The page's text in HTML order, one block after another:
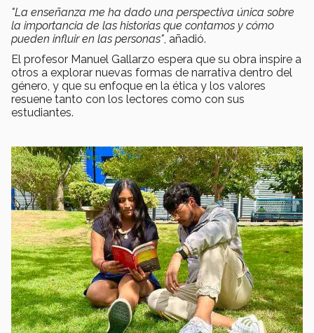
"La enseñanza me ha dado una perspectiva única sobre
la importancia de las historias que contamos y cómo
pueden influir en las personas", añadió.
El profesor Manuel Gallarzo espera que su obra inspire a
otros a explorar nuevas formas de narrativa dentro del
género, y que su enfoque en la ética y los valores
resuene tanto con los lectores como con sus
estudiantes.